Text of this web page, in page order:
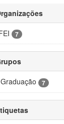
7
7